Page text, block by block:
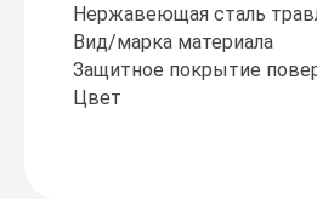
Нержавеющая сталь
Вид/марка материала
Защитное покрытие
Цвет